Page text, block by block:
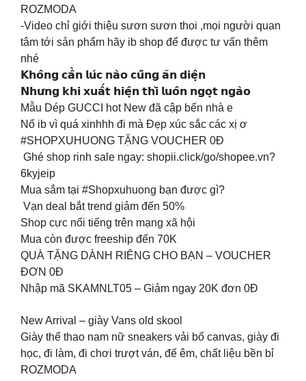
ROZMODA
-Video chỉ giới thiệu sươn sươn thoi ,mọi người quan
tâm tới sản phẩm hãy ib shop để được tư vấn thêm
nhé
𝗞𝗵𝗼̂𝗻𝗴 𝗰𝗮̂̀𝗻 𝗹𝘂́𝗰 𝗻𝗮̀𝗼 𝗰𝘂̃𝗻𝗴 𝗮̆𝗻 𝗱𝗶𝗲̣̂𝗻
𝗡𝗵𝘂̛𝗻𝗴 𝗸𝗵𝗶 𝘅𝘂𝗮̂́𝘁 𝗵𝗶𝗲̣̂𝗻 𝘁𝗵𝗶̀ 𝗹𝘂𝗼̂𝗻 𝗻𝗴𝗼̣𝘁 𝗻𝗴𝗮̀𝗼
Mẫu Dép GUCCI hot New đã cập bến nhà e
Nổ ib vì quá xinhhh đi mà Đẹp xúc sắc các xị ơ
#SHOPXUHUONG TẶNG VOUCHER 0Đ
️ Ghé shop rinh sale ngay: shopii.click/go/shopee.vn?
6kyjeip
Mua sắm tại #Shopxuhuong bạn được gì?
️ Vạn deal bắt trend giảm đến 50%
Shop cực nổi tiếng trên mạng xã hội
Mua còn được freeship đến 70K
QUÀ TẶNG DÀNH RIÊNG CHO BẠN – VOUCHER
ĐƠN 0Đ
Nhập mã SKAMNLT05 – Giảm ngay 20K đơn 0Đ
New Arrival – giày Vans old skool
Giày thể thao nam nữ sneakers vải bố canvas, giày đi
học, đi làm, đi chơi trượt ván, đế êm, chất liệu bền bỉ
ROZMODA